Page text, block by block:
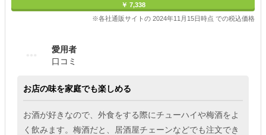
￥ 7,338
※各社通販サイトの 2024年11月15日時点 での税込価格
愛用者
口コミ
お店の味を家庭でも楽しめる
お酒が好きなので、外食をする際にチューハイや梅酒をよ
く飲みます。梅酒だと、居酒屋チェーンなどでも注文でき